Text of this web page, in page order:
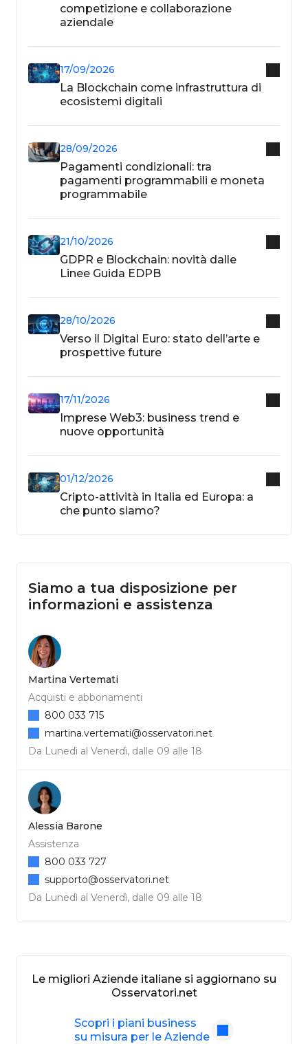
competizione e collaborazione
aziendale
17/09/2026
La Blockchain come infrastruttura di
ecosistemi digitali
28/09/2026
Pagamenti condizionali: tra
pagamenti programmabili e moneta
programmabile
21/10/2026
GDPR e Blockchain: novità dalle
Linee Guida EDPB
28/10/2026
Verso il Digital Euro: stato dell’arte e
prospettive future
17/11/2026
Imprese Web3: business trend e
nuove opportunità
01/12/2026
Cripto-attività in Italia ed Europa: a
che punto siamo?
Siamo a tua disposizione per
informazioni e assistenza
Martina Vertemati
Acquisti e abbonamenti
Da Lunedì al Venerdì, dalle 09 alle 18
800 033 715
martina.vertemati@osservatori.net
Alessia Barone
Assistenza
Da Lunedì al Venerdì, dalle 09 alle 18
800 033 727
supporto@osservatori.net
Le migliori Aziende italiane si aggiornano su
Osservatori.net
Scopri i piani business
su misura per le Aziende